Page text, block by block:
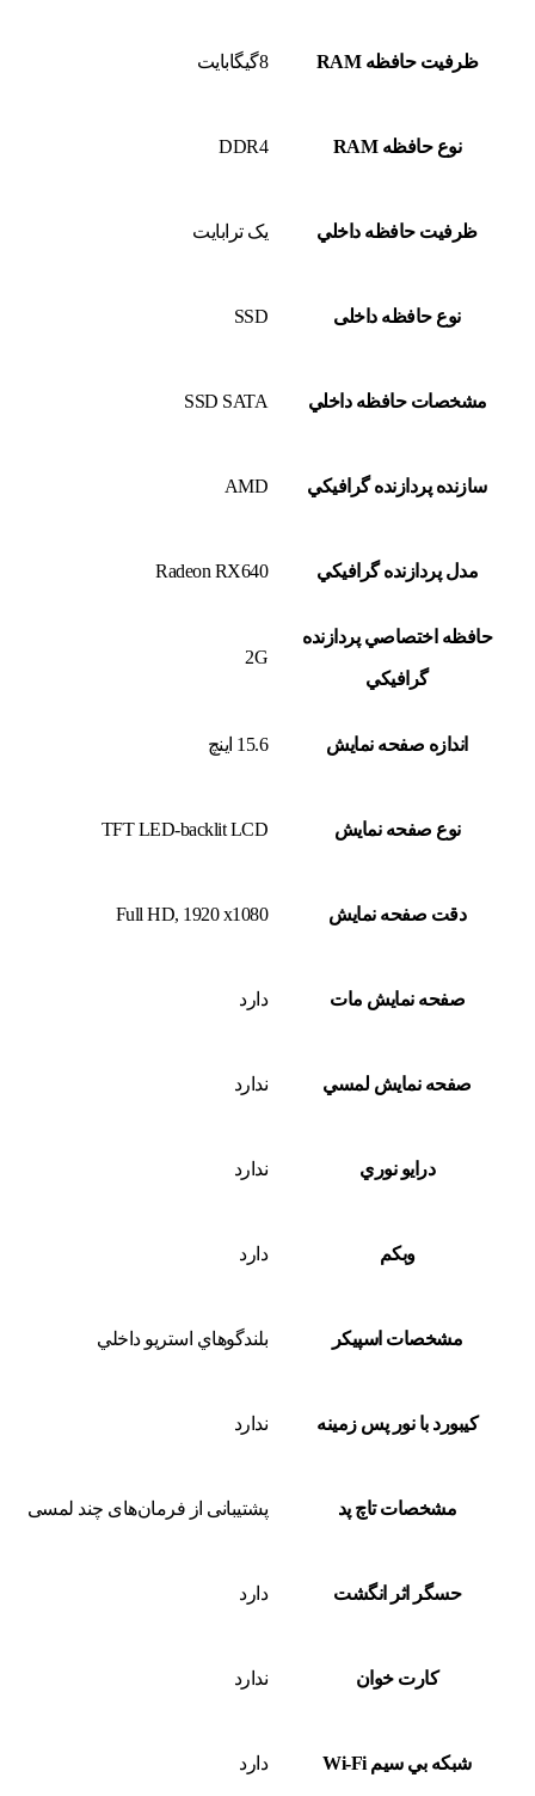
ظرفيت حافظه RAM 8گيگابايت
نوع حافظه RAM DDR4
ظرفيت حافظه داخلي یک ترابایت
نوع حافظه داخلی SSD
مشخصات حافظه داخلي SSD SATA
سازنده پردازنده گرافيکي AMD
مدل پردازنده گرافيکي Radeon RX640
حافظه اختصاصي پردازنده
گرافيکي
2G
اندازه صفحه نمايش 15.6 اينچ
نوع صفحه نمايش TFT LED-backlit LCD
دقت صفحه نمايش Full HD, 1920 x1080
صفحه نمايش مات دارد
صفحه نمايش لمسي ندارد
درايو نوري ندارد
وبکم دارد
مشخصات اسپيکر بلندگوهاي استريو داخلي
کيبورد با نور پس زمينه ندارد
مشخصات تاچ پد پشتیبانی از فرمان‌های چند لمسی
حسگر اثر انگشت دارد
کارت خوان ندارد
شبکه بي سيم Wi-Fi دارد